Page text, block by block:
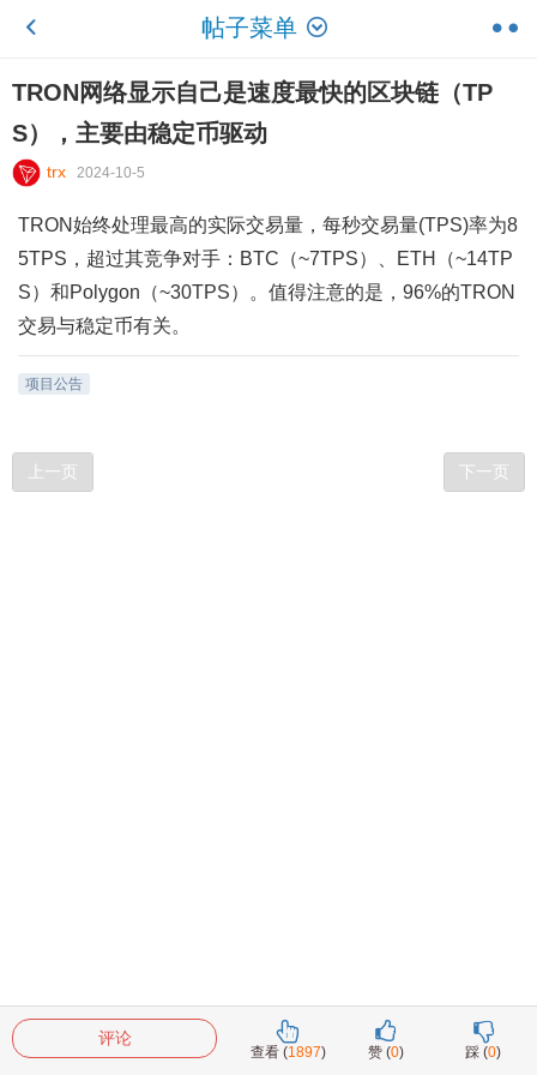
帖子菜单
TRON网络显示自己是速度最快的区块链（TP
S），主要由稳定币驱动
trx 2024-10-5
TRON始终处理最高的实际交易量，每秒交易量(TPS)率为8
5TPS，超过其竞争对手：BTC（~7TPS）、ETH（~14TP
S）和Polygon（~30TPS）。值得注意的是，96%的TRON
交易与稳定币有关。
项目公告
上一页 下一页
评论
踩 (0)
赞 (0)
查看 (1897)